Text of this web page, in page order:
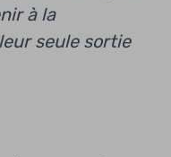
à la
seule sortie